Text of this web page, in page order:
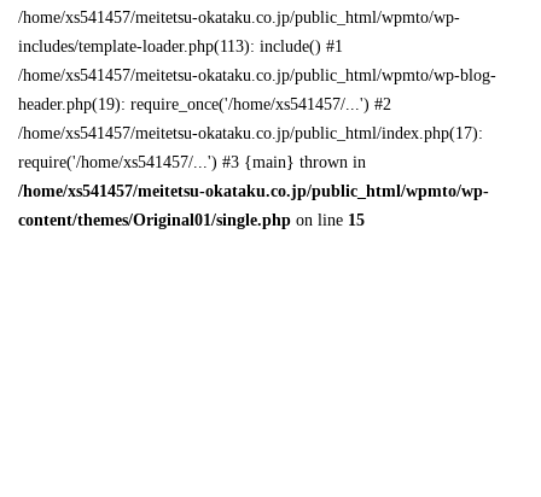
/home/xs541457/meitetsu-okataku.co.jp/public_html/wpmto/wp-
includes/template-loader.php(113): include() #1
/home/xs541457/meitetsu-okataku.co.jp/public_html/wpmto/wp-blog-
header.php(19): require_once('/home/xs541457/...') #2
/home/xs541457/meitetsu-okataku.co.jp/public_html/index.php(17):
require('/home/xs541457/...') #3 {main} thrown in
/home/xs541457/meitetsu-okataku.co.jp/public_html/wpmto/wp-
content/themes/Original01/single.php on line 15